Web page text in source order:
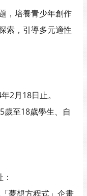
培養青少年創作
索，引導多元適性
月18日止。
至18歲學生、自
夢想方程式」企畫